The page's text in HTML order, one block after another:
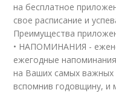
на бесплатное
свое расписание и
Преимущества
• НАПОМИНАНИЯ -
ежегодные
на Ваших самых важных
вспомнив годовщину,